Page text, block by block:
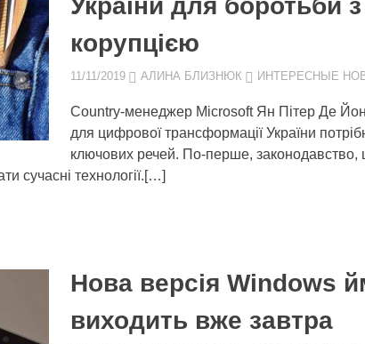
корупцією
11/11/2019 АЛИНА БЛИЗНЮК ИНТЕРЕСНЫЕ
Country-менеджер Microsoft Ян Пітер Де
для цифрової трансформації України
ключових речей. По-перше, законодавство,
сучасні технології.[…]
Нова версія Windows
виходить вже завтра